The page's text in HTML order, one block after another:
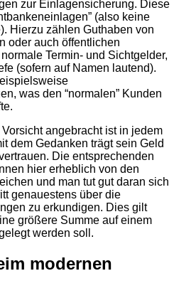
zur Einlagensicherung. Diese
(also keine
Hierzu zählen Guthaben von
oder auch öffentlichen
Termin- und Sichtgelder,
(sofern auf Namen lautend).
was den “normalen” Kunden
angebracht ist in jedem
dem Gedanken trägt sein Geld
Die entsprechenden
hier erheblich von den
und man tut gut daran sich
genauestens über die
zu erkundigen. Dies gilt
größere Summe auf einem
werden soll.
modernen